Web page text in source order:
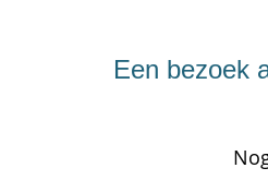
Een bezoek